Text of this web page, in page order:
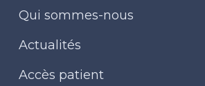
Qui sommes-nous
Actualités
Accès patient